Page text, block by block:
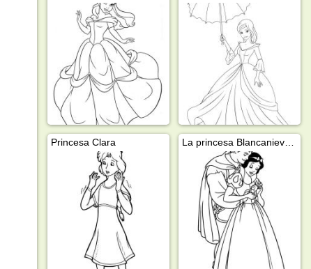
Princesa Clara La princesa Blancanieves y el príncipe